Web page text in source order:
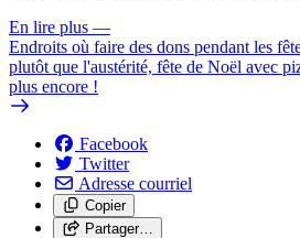
En lire plus —
Endroits où faire des dons pendant les
plutôt que l'austérité, fête de Noël avec
plus encore !
Facebook
Twitter
Adresse courriel
Copier
Partager…